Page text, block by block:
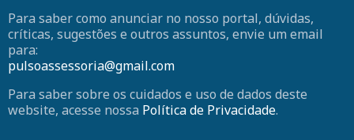
Para saber como anunciar no nosso portal, dúvidas,
críticas, sugestões e outros assuntos, envie um email
para:
pulsoassessoria@gmail.com
Para saber sobre os cuidados e uso de dados deste
website, acesse nossa Política de Privacidade.